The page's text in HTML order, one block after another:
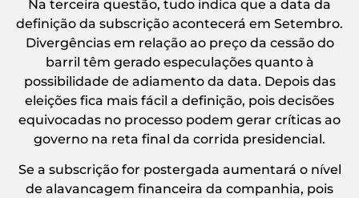
Na terceira questão, tudo indica que a data da
definição da subscrição acontecerá em Setembro.
Divergências em relação ao preço da cessão do
barril têm gerado especulações quanto à
possibilidade de adiamento da data. Depois das
eleições fica mais fácil a definição, pois decisões
equivocadas no processo podem gerar críticas ao
governo na reta final da corrida presidencial.
Se a subscrição for postergada aumentará o nível
de alavancagem financeira da companhia, pois